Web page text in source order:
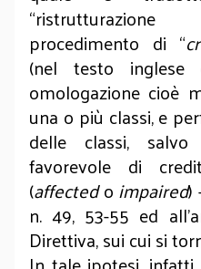
procedimento di “
(nel testo
omologazione cioè
una o più classi, e
delle classi,
favorevole di
(affectedoimpaired)
n. 49, 53-55 ed
Direttiva, sui cui si